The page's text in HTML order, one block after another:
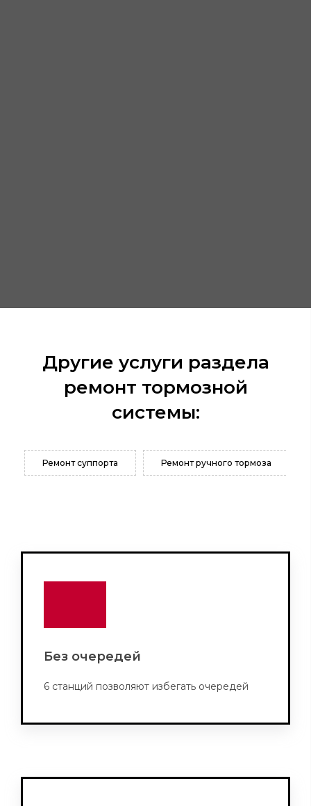
Другие услуги раздела
ремонт тормозной
системы:
Ремонт суппорта Ремонт ручного тормоза
Без очередей
6 станций позволяют избегать очередей